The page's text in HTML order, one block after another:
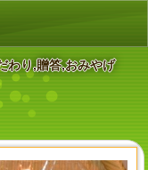
わり,贈答,おみやげ